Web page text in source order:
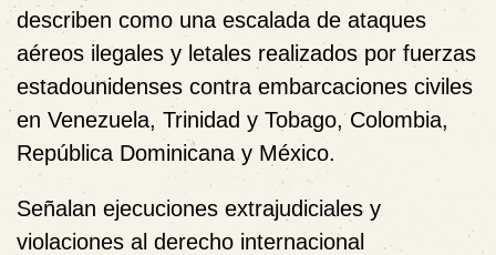
describen como una escalada de ataques
aéreos ilegales y letales realizados por fuerzas
estadounidenses contra embarcaciones civiles
en Venezuela, Trinidad y Tobago, Colombia,
República Dominicana y México.
Señalan ejecuciones extrajudiciales y
violaciones al derecho internacional